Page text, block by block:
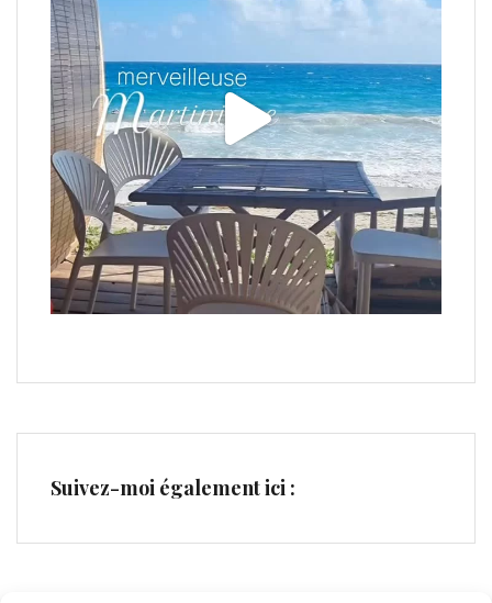
Suivez-moi également ici :